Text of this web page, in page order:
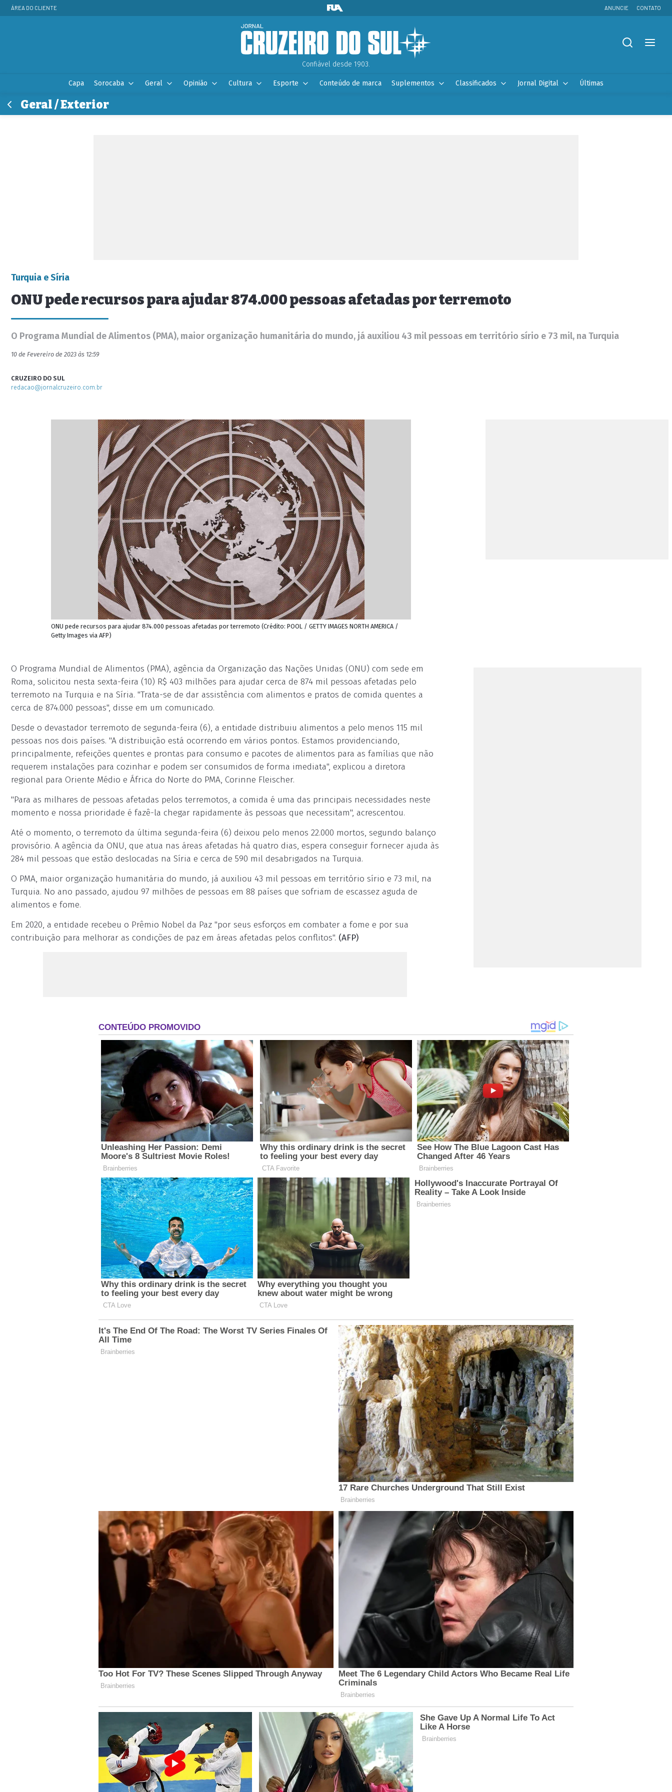
ÁREA DO CLIENTE ANUNCIE CONTATO
Confiável desde 1903.
Capa Sorocaba Geral Opinião Cultura Esporte Conteúdo de marca Suplementos Classificados Jornal Digital Últimas
Geral / Exterior
Turquia e Síria
ONU pede recursos para ajudar 874.000 pessoas afetadas por terremoto
O Programa Mundial de Alimentos (PMA), maior organização humanitária do mundo, já auxiliou 43 mil pessoas em território sírio e 73 mil, na Turquia
10 de Fevereiro de 2023 às 12:59
CRUZEIRO DO SUL
redacao@jornalcruzeiro.com.br
ONU pede recursos para ajudar 874.000 pessoas afetadas por terremoto (Crédito: POOL / GETTY IMAGES NORTH AMERICA /
Getty Images via AFP)
O Programa Mundial de Alimentos (PMA), agência da Organização das Nações Unidas (ONU) com sede em
Roma, solicitou nesta sexta-feira (10) R$ 403 milhões para ajudar cerca de 874 mil pessoas afetadas pelo
terremoto na Turquia e na Síria. "Trata-se de dar assistência com alimentos e pratos de comida quentes a
cerca de 874.000 pessoas", disse em um comunicado.
Desde o devastador terremoto de segunda-feira (6), a entidade distribuiu alimentos a pelo menos 115 mil
pessoas nos dois países. "A distribuição está ocorrendo em vários pontos. Estamos providenciando,
principalmente, refeições quentes e prontas para consumo e pacotes de alimentos para as famílias que não
requerem instalações para cozinhar e podem ser consumidos de forma imediata", explicou a diretora
regional para Oriente Médio e África do Norte do PMA, Corinne Fleischer.
"Para as milhares de pessoas afetadas pelos terremotos, a comida é uma das principais necessidades neste
momento e nossa prioridade é fazê-la chegar rapidamente às pessoas que necessitam", acrescentou.
Até o momento, o terremoto da última segunda-feira (6) deixou pelo menos 22.000 mortos, segundo balanço
provisório. A agência da ONU, que atua nas áreas afetadas há quatro dias, espera conseguir fornecer ajuda às
284 mil pessoas que estão deslocadas na Síria e cerca de 590 mil desabrigados na Turquia.
O PMA, maior organização humanitária do mundo, já auxiliou 43 mil pessoas em território sírio e 73 mil, na
Turquia. No ano passado, ajudou 97 milhões de pessoas em 88 países que sofriam de escassez aguda de
alimentos e fome.
Em 2020, a entidade recebeu o Prêmio Nobel da Paz "por seus esforços em combater a fome e por sua
contribuição para melhorar as condições de paz em áreas afetadas pelos conflitos". (AFP)